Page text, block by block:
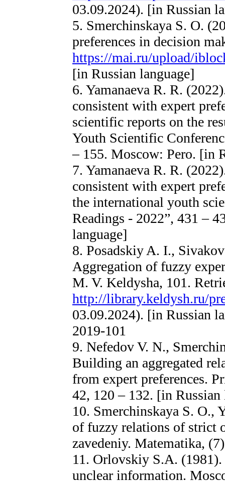
03.09.2024). [in Russian
5. Smerchinskaya S. O.
preferences in decision
https://mai.ru/upload/
[in Russian language]
6. Yamanaeva R. R.
consistent with expert
scientific reports on the
Youth Scientific
– 155. Moscow: Pero. [in
7. Yamanaeva R. R.
consistent with expert
the international youth
Readings - 2022”, 431 –
language]
8. Posadskiy A. I.,
Aggregation of fuzzy
M. V. Keldysha, 101.
http://library.keldysh.ru/
03.09.2024). [in Russian
2019-101
9. Nefedov V. N.,
Building an aggregated
from expert preferences.
42, 120 – 132. [in Russian
10. Smerchinskaya S. O.,
of fuzzy relations of strict
zavedeniy. Matematika,
11. Orlovskiy S.A.
unclear information.